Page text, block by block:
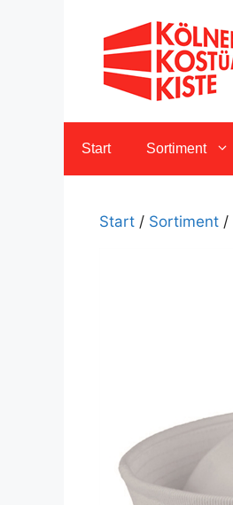
Start Sortiment
Start / Sortiment /